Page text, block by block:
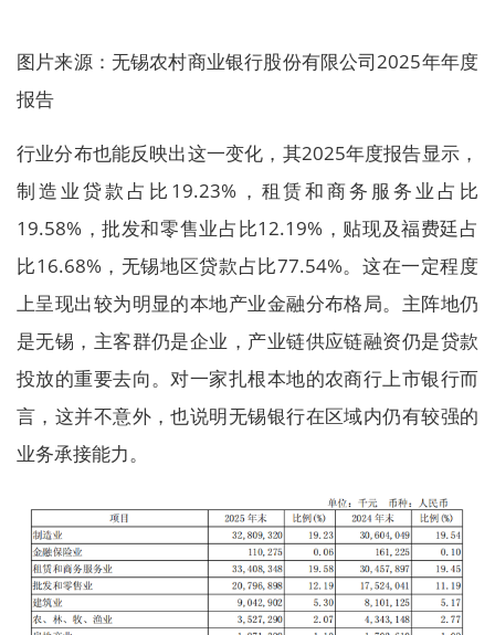
图片来源：无锡农村商业银行股份有限公司2025年年度
报告
行业分布也能反映出这一变化，其2025年度报告显示，
制造业贷款占比19.23%，租赁和商务服务业占比
19.58%，批发和零售业占比12.19%，贴现及福费廷占
比16.68%，无锡地区贷款占比77.54%。这在一定程度
上呈现出较为明显的本地产业金融分布格局。主阵地仍
是无锡，主客群仍是企业，产业链供应链融资仍是贷款
投放的重要去向。对一家扎根本地的农商行上市银行而
言，这并不意外，也说明无锡银行在区域内仍有较强的
业务承接能力。